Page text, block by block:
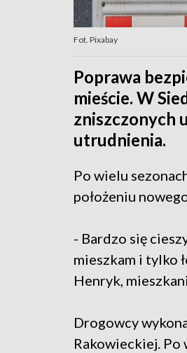
Fot. Pixabay
Poprawa
mieście. W
zniszczonych
utrudnienia.
Po wielu
położeniu
- Bardzo się
mieszkam i tylko
Henryk,
Drogowcy
Rakowieckiej. Po